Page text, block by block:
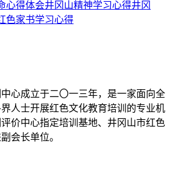
心得体会井冈山精神学习心得井冈
色家书学习心得
心成立于二〇一三年，是一家面向全
人士开展红色文化教育培训的专业机
价中心指定培训基地、井冈山市红色
会长单位。